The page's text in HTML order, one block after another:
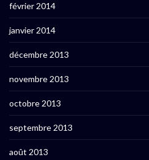
février 2014
janvier 2014
décembre 2013
novembre 2013
octobre 2013
septembre 2013
août 2013